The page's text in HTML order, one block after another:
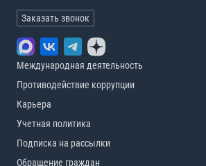
Заказать звонок
Международная деятельность
Противодействие коррупции
Карьера
Учетная политика
Подписка на рассылки
Обращение граждан